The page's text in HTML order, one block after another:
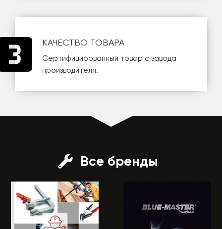
КАЧЕСТВО ТОВАРА
Сертифицированный товар с завода
производителя.
Все бренды